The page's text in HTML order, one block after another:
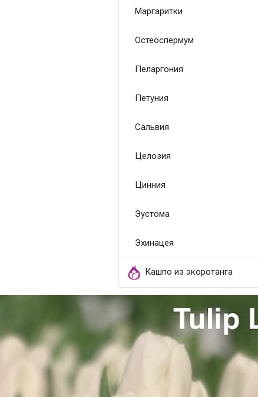
Маргаритки
Остеоспермум
Пеларгония
Петуния
Сальвия
Целозия
Цинния
Эустома
Эхинацея
Кашпо из экоротанга